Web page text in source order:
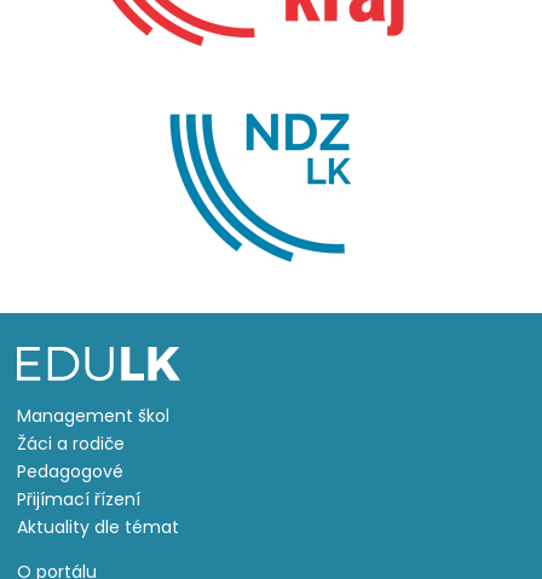
Management škol
Žáci a rodiče
Pedagogové
Přijímací řízení
Aktuality dle témat
O portálu